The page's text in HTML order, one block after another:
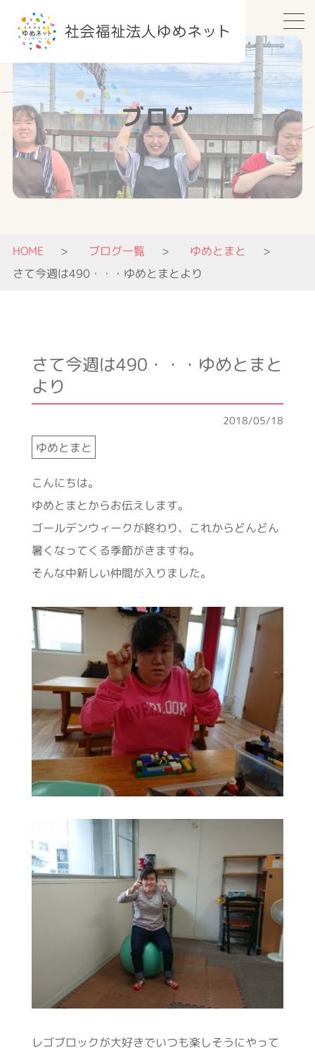
ブログ
HOME ブログ一覧
ゆめとまと
さて今週は490・・・ゆめとまとより
さて今週は490・・・ゆめとまと
より
ゆめとまと
2018/05/18
こんにちは。
ゆめとまとからお伝えします。
ゴールデンウィークが終わり、これからどんどん
暑くなってくる季節がきますね。
そんな中新しい仲間が入りました。
レゴブロックが大好きでいつも楽しそうにやって